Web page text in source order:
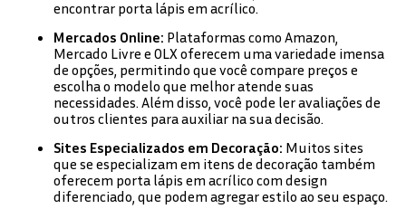
encontrar porta lápis em acrílico.
Mercados Online: Plataformas como Amazon,
Mercado Livre e OLX oferecem uma variedade imensa
de opções, permitindo que você compare preços e
escolha o modelo que melhor atende suas
necessidades. Além disso, você pode ler avaliações de
outros clientes para auxiliar na sua decisão.
Sites Especializados em Decoração: Muitos sites
que se especializam em itens de decoração também
oferecem porta lápis em acrílico com design
diferenciado, que podem agregar estilo ao seu espaço.